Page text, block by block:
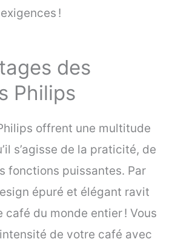
!
des
Philips
offrent une multitude
s’agisse de la praticité, de
fonctions puissantes. Par
épuré et élégant ravit
café du monde entier ! Vous
de votre café avec